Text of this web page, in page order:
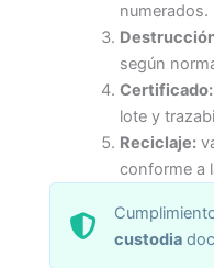
numerados.
según
Certificado:
lote y
Reciclaje:
conforme a
custodia